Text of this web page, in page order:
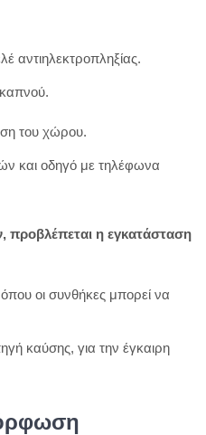
αντιηλεκτροπληξίας.
του χώρου.
και οδηγό με τηλέφωνα
προβλέπεται η εγκατάσταση
οι συνθήκες μπορεί να
καύσης, για την έγκαιρη